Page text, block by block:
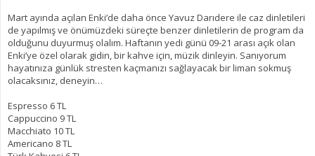
Mart ayında açılan Enki’de daha önce Yavuz Darıdere ile caz dinletileri
de yapılmış ve önümüzdeki süreçte benzer dinletilerin de program da
olduğunu duyurmuş olalım. Haftanın yedi günü 09-21 arası açık olan
Enki’ye özel olarak gidin, bir kahve için, müzik dinleyin. Sanıyorum
hayatınıza günlük stresten kaçmanızı sağlayacak bir liman sokmuş
olacaksınız, deneyin…
Espresso 6 TL
Cappuccino 9 TL
Macchiato 10 TL
Americano 8 TL